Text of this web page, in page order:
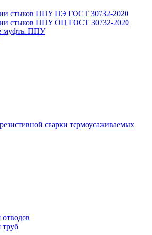
стыков ППУ ПЭ ГОСТ 30732-2020
стыков ППУ ОЦ ГОСТ 30732-2020
муфты ППУ
сварки термоусаживаемых